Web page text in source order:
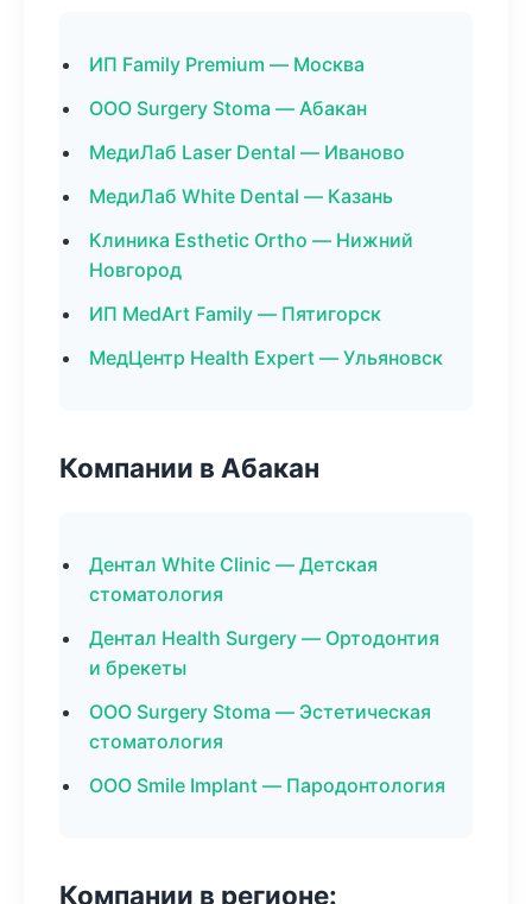
ИП Family Premium — Москва
ООО Surgery Stoma — Абакан
МедиЛаб Laser Dental — Иваново
МедиЛаб White Dental — Казань
Клиника Esthetic Ortho — Нижний
Новгород
ИП MedArt Family — Пятигорск
МедЦентр Health Expert — Ульяновск
Компании в Абакан
Дентал White Clinic — Детская
стоматология
Дентал Health Surgery — Ортодонтия
и брекеты
ООО Surgery Stoma — Эстетическая
стоматология
ООО Smile Implant — Пародонтология
Компании в регионе: